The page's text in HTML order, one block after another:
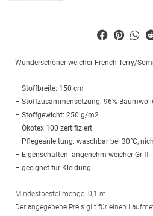
Wunderschöner weicher French Terry/
– Stoffbreite: 150 cm
– Stoffzusammensetzung: 96%
– Stoffgewicht: 250 g/m2
– Ökotex 100 zertifiziert
– Pflegeanleitung: waschbar bei 30°C,
– Eigenschaften: angenehm weicher Griff
– geeignet für Kleidung
Mindestbestellmenge: 0,1 m
Der angegebene Preis gilt für einen